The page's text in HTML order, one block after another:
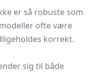
er så robuste som
ofte være
korrekt.
sig til både